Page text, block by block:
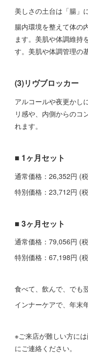
美しさの土台は「腸」
腸内環境を整えて体の
ます。美肌や体調維持
す。美肌や体調管理の
(3)リヴブロッカー
アルコールや夜更かし
リ感や、内側からのコ
れます。
■ 1ヶ月セット
通常価格：26,352円 (
特別価格：23,712円 (
■ 3ヶ月セット
通常価格：79,056円 (
特別価格：67,198円 (
食べて、飲んで、でも
インナーケアで、年末
※ご来店が難しい方に
にご連絡ください。